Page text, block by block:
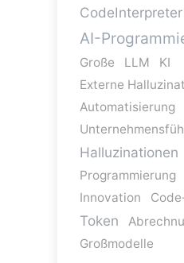
CodeInterpreter
AI-
Große LLM
KI
Externe
Automatisierung
Halluzinationen
Programmierung
Innovation
Token
Großmodelle